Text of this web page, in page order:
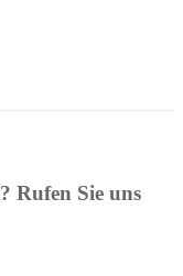
Rufen Sie uns